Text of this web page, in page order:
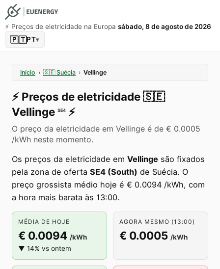
⚡️ Preços de eletricidade na Europa sábado, 8 de agosto de 2026
🇵🇹PT▾
Início › 🇸🇪 Suécia › Vellinge
⚡️ Preços de eletricidade🇸🇪
Vellinge SE4 ⚡️
O preço da eletricidade em Vellinge é de € 0.0005
/kWh neste momento.
Os preços da eletricidade em Vellinge são fixados
pela zona de oferta SE4 (South) de Suécia. O
preço grossista médio hoje é € 0.0094 /kWh, com
a hora mais barata às 13:00.
MÉDIA DE HOJE
€ 0.0094 /kWh
▼ 14% vs ontem
AGORA MESMO (13:00)
€ 0.0005 /kWh